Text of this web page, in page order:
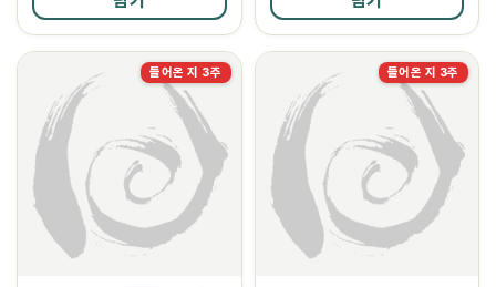
들어온 지 3주 들어온 지 3주